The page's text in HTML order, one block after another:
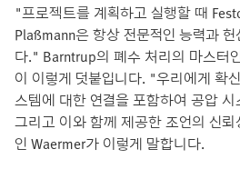
"프로젝트를 계획하고 실행할 때
Plaßmann은 항상 전문적인 능력과
다." Barntrup의 폐수 처리의 마스터
이 이렇게 덧붙입니다. "우리에게 확
스템에 대한 연결을 포함하여 공압
그리고 이와 함께 제공한 조언의 신
인 Waermer가 이렇게 말합니다.